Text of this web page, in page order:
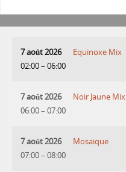
7 août 2026
02:00– 06:00
Equinoxe Mix
7 août 2026
06:00– 07:00
Noir Jaune Mix
7 août 2026
07:00– 08:00
Mosaique